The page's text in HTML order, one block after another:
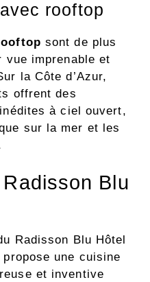
rooftop
sont de plus
vue imprenable et
la Côte d’Azur,
offrent des
à ciel ouvert,
sur la mer et les
Blu
Radisson Blu Hôtel
une cuisine
et inventive